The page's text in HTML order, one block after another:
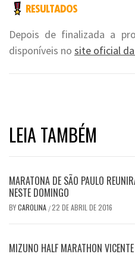
Depois de finalizada a
disponíveis no site oficial
LEIA TAMBÉM
MARATONA DE SÃO PAULO
NESTE DOMINGO
BYCAROLINA /22 DE ABRIL DE 2016
MIZUNO HALF MARATHON